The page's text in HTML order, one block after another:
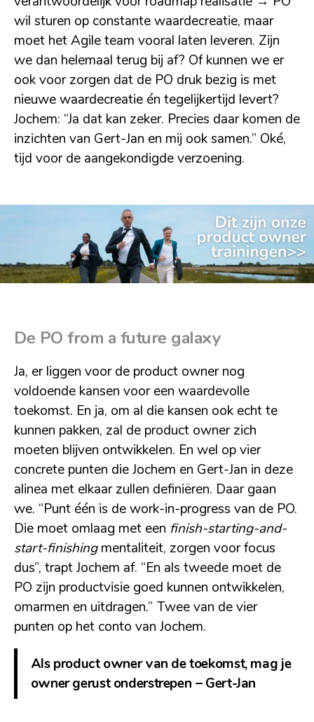
wil sturen op constante waardecreatie, maar
moet het Agile team vooral laten leveren. Zijn
we dan helemaal terug bij af? Of kunnen we er
ook voor zorgen dat de PO druk bezig is met
nieuwe waardecreatie én tegelijkertijd levert?
Jochem: “Ja dat kan zeker. Precies daar komen de
inzichten van Gert-Jan en mij ook samen.” Oké,
tijd voor de aangekondigde verzoening.
De PO from a future galaxy
Ja, er liggen voor de product owner nog
voldoende kansen voor een waardevolle
toekomst. En ja, om al die kansen ook echt te
kunnen pakken, zal de product owner zich
moeten blijven ontwikkelen. En wel op vier
concrete punten die Jochem en Gert-Jan in deze
alinea met elkaar zullen definiëren. Daar gaan
we. “Punt één is de work-in-progress van de PO.
Die moet omlaag met een finish-starting-and-
start-finishingmentaliteit, zorgen voor focus
dus”, trapt Jochem af. “En als tweede moet de
PO zijn productvisie goed kunnen ontwikkelen,
omarmen en uitdragen.” Twee van de vier
punten op het conto van Jochem.
Als product owner van de toekomst, mag je
owner gerust onderstrepen – Gert-Jan